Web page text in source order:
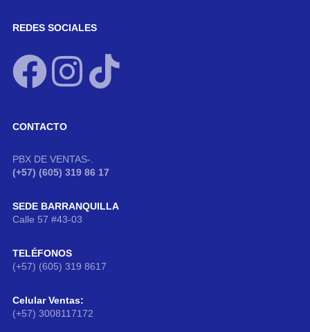
REDES SOCIALES
CONTACTO
PBX DE VENTAS-.
(+57) (605) 319 86 17
SEDE BARRANQUILLA
Calle 57 #43-03
TELÉFONOS
(+57) (605) 319 8617
Celular Ventas:
(+57) 3008117172